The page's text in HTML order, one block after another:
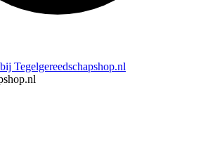
Tegelgereedschapshop.nl